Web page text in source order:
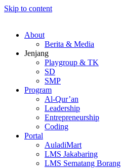
Skip to content
About
Berita & Media
Jenjang
Playgroup & TK
SD
SMP
Program
Al-Qur’an
Leadership
Entrepreneurship
Coding
Portal
AuladiMart
LMS Jakabaring
LMS Sematang Borang